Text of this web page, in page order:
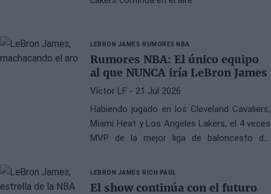
LEBRON JAMES RUMORES NBA
Rumores NBA: El único equipo
al que NUNCA iría LeBron James
Víctor LF - 21 Jul 2026
Habiendo jugado en los Cleveland Cavaliers,
Miami Heat y Los Angeles Lakers, el 4 veces
MVP de la mejor liga de baloncesto del
LEBRON JAMES RICH PAUL
El show continúa con el futuro